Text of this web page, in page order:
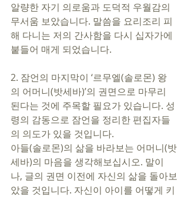
알량한 자기 의로움과 도덕적 우월감의
무서움 보았습니다. 말씀을 요리조리 피
해 다니는 저의 간사함을 다시 십자가에
붙들어 매게 되었습니다.
2. 잠언의 마지막이 ‘르무엘(솔로몬) 왕
의 어머니(밧세바)’의 권면으로 마무리
된다는 것에 주목할 필요가 있습니다. 성
령의 감동으로 잠언을 정리한 편집자들
의 의도가 있을 것입니다.
아들(솔로몬)의 삶을 바라보는 어머니(밧
세바)의 마음을 생각해보십시오. 말이
나, 글의 권면 이전에 자신의 삶을 돌아보
았을 것입니다. 자신이 아이를 어떻게 키